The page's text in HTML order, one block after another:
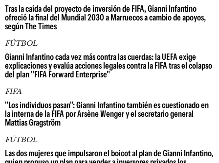
Tras la caída del proyecto de inversión de FIFA, Gianni Infantino
ofreció la final del Mundial 2030 a Marruecos a cambio de apoyos,
según The Times
FÚTBOL
Gianni Infantino cada vez más contra las cuerdas: la UEFA exige
explicaciones y evalúa acciones legales contra la FIFA tras el colapso
del plan "FIFA Forward Enterprise"
FIFA
"Los individuos pasan": Gianni Infantino también es cuestionado en
la interna de la FIFA por Arsène Wenger y el secretario general
Mattias Gragström
FÚTBOL
Las dos mujeres que impulsaron el boicot al plan de Gianni Infantino,